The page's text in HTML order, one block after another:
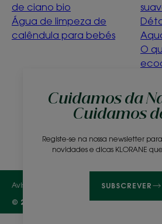
Cuidamos da
Cuidamos
Registe-se na nossa newsletter
novidades e dicas KLORANE
SUBSCREVER
de ciano bio
Água de limpeza de
calêndula para bebés
O
Sobre nós
Perguntas frequentes
Avisos Legais Política de Privacidade
© 2026 KLORANE